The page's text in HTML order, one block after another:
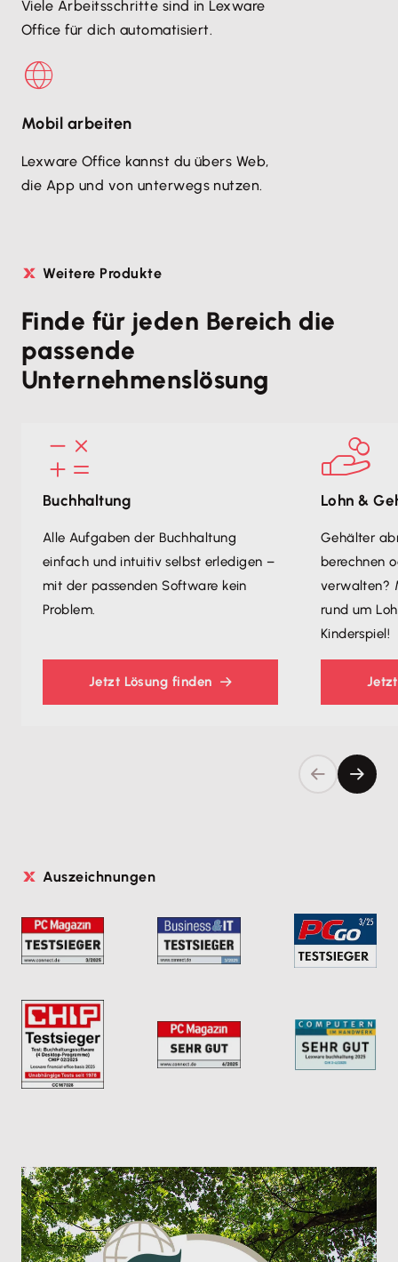
Viele Arbeitsschritte sind in Lexware
Office für dich automatisiert.
Mobil arbeiten
Lexware Office kannst du übers Web,
die App und von unterwegs nutzen.
Weitere Produkte
Finde für jeden Bereich die
passende
Unternehmenslösung
Buchhaltung
Alle Aufgaben der Buchhaltung
einfach und intuitiv selbst erledigen –
mit der passenden Software kein
Problem.
Jetzt Lösung finden
Lohn &
Gehälter
berechnen
verwalten?
rund um
Kinderspiel!
Auszeichnungen